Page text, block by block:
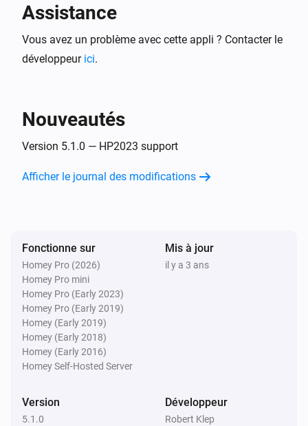
Assistance
Vous avez un problème avec cette appli ? Contacter le
développeur ici.
Nouveautés
Version 5.1.0 — HP2023 support
Afficher le journal des modifications
Fonctionne sur
Homey Pro (2026)
Homey Pro mini
Homey Pro (Early 2023)
Homey Pro (Early 2019)
Homey (Early 2019)
Homey (Early 2018)
Homey (Early 2016)
Homey Self-Hosted Server
Mis à jour
il y a 3 ans
Version
5.1.0
Développeur
Robert Klep